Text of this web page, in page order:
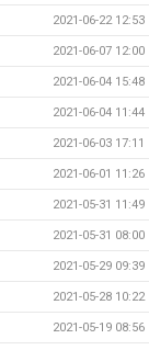
2021-06-22 12:53
2021-06-07 12:00
2021-06-04 15:48
2021-06-04 11:44
2021-06-03 17:11
2021-06-01 11:26
2021-05-31 11:49
2021-05-31 08:00
2021-05-29 09:39
2021-05-28 10:22
2021-05-19 08:56